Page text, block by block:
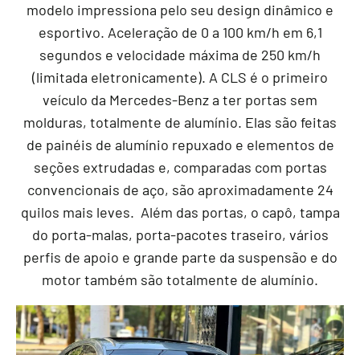
modelo impressiona pelo seu design dinâmico e
esportivo. Aceleração de 0 a 100 km/h em 6,1
segundos e velocidade máxima de 250 km/h
(limitada eletronicamente). A CLS é o primeiro
veículo da Mercedes-Benz a ter portas sem
molduras, totalmente de alumínio. Elas são feitas
de painéis de alumínio repuxado e elementos de
seções extrudadas e, comparadas com portas
convencionais de aço, são aproximadamente 24
quilos mais leves. Além das portas, o capô, tampa
do porta-malas, porta-pacotes traseiro, vários
perfis de apoio e grande parte da suspensão e do
motor também são totalmente de alumínio.